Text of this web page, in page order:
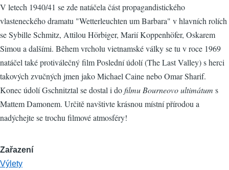
V letech 1940/41 se zde natáčela část propagandistického
vlasteneckého dramatu "Wetterleuchten um Barbara​​" v hlavních rolích
se Sybille Schmitz, Attilou Hörbiger, Marií Koppenhöfer, Oskarem
Simou a dalšími. Během vrcholu vietnamské války se tu v roce 1969
natáčel také protiválečný film Poslední údolí (The Last Valley) s herci
takových zvučných jmen jako Michael Caine nebo Omar Sharif.
Konec údolí Gschnitztal se dostal i dofilmu Bourneovo ultimátum s
Mattem Damonem. Určitě navštivte krásnou místní přírodou a
nadýchejte se trochu filmové atmosféry!
Zařazení
Výlety